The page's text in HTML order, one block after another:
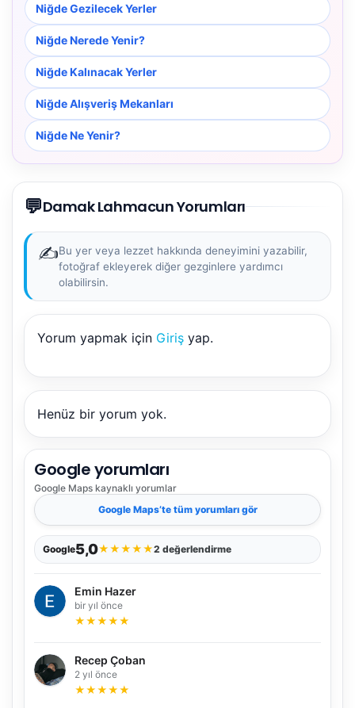
Niğde Gezilecek Yerler
Niğde Nerede Yenir?
Niğde Kalınacak Yerler
Niğde Alışveriş Mekanları
Niğde Ne Yenir?
💬Damak Lahmacun Yorumları
✍️Bu yer veya lezzet hakkında deneyimini yazabilir,
fotoğraf ekleyerek diğer gezginlere yardımcı
olabilirsin.
Yorum yapmak için Giriş yap.
Henüz bir yorum yok.
Google yorumları
Google Maps kaynaklı yorumlar
Google Maps’te tüm yorumları gör
Google5,0★★★★★2 değerlendirme
Emin Hazer
bir yıl önce
★★★★★
Recep Çoban
2 yıl önce
★★★★★
NBY Akıllı Asistan
AI kullanmadan, sitedeki gerçek yerlerle akıllı rota
önerir.
Şehir / ilçe
🧭 Rehber
🏛️ Tarihi